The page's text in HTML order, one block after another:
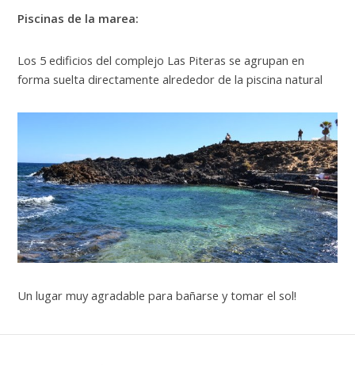
Piscinas de la marea:
Los 5 edificios del complejo Las Piteras se agrupan en
forma suelta directamente alrededor de la piscina natural
Un lugar muy agradable para bañarse y tomar el sol!